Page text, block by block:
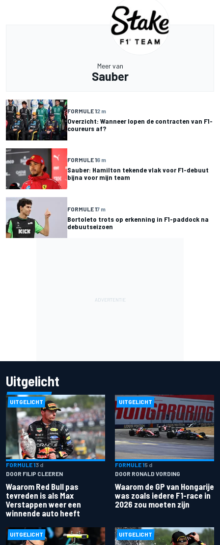
Meer van
Sauber
FORMULE 12 m
Overzicht: Wanneer lopen de contracten van F1-
coureurs af?
FORMULE 16 m
Sauber: Hamilton tekende vlak voor F1-debuut
bijna voor mijn team
FORMULE 17 m
Bortoleto trots op erkenning in F1-paddock na
debuutseizoen
Uitgelicht
UITGELICHT
FORMULE 13 d
DOOR FILIP CLEEREN
Waarom Red Bull pas
tevreden is als Max
Verstappen weer een
winnende auto heeft
UITGELICHT
FORMULE 15 d
DOOR RONALD VORDING
Waarom de GP van Hongarije
was zoals iedere F1-race in
2026 zou moeten zijn
UITGELICHT UITGELICHT